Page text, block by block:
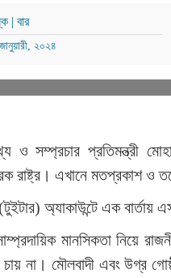
| বার
২০২৪
ও সম্প্রচার প্রতিমন্ত্রী
রাষ্ট্র। এখানে মতপ্রকাশ ও
অ্যাকাউন্টে এক বার্তায়
মানসিকতা নিয়ে
চায় না। মৌলবাদী এবং উগ্র